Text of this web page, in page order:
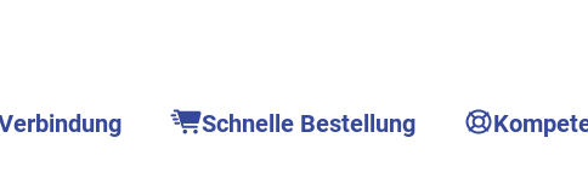
Schnelle Bestellung